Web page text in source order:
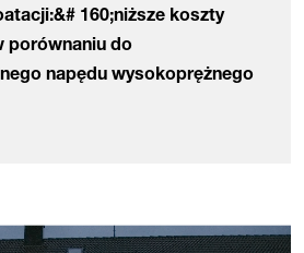
160;niższe koszty
porównaniu do
napędu wysokoprężnego